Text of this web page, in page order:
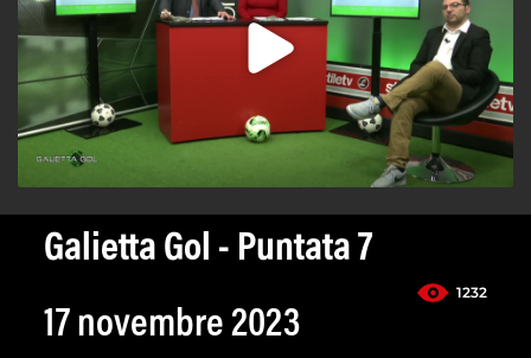
Galietta Gol - Puntata 7
1232
17 novembre 2023